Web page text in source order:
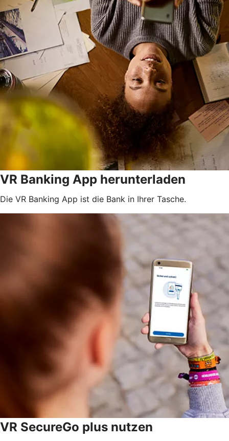
VR Banking App herunterladen
Die VR Banking App ist die Bank in Ihrer Tasche.
VR SecureGo plus nutzen